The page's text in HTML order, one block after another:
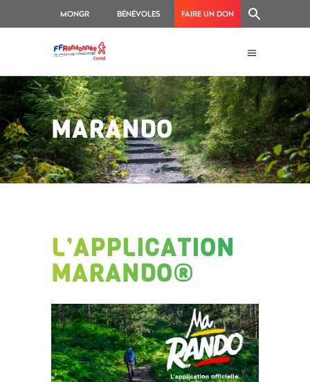
MONGR BÉNÉVOLES FAIRE UN DON
MARANDO
L’APPLICATION
MARANDO®